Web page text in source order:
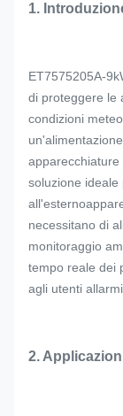
1.
ET7575205A-
di proteggere le
condizioni
apparecchiature
soluzione ideale
all'esterno
necessitano di
monitoraggio
tempo reale dei
agli utenti
2.